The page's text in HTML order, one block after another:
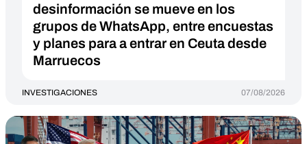
desinformación se mueve en los
grupos de WhatsApp, entre encuestas
y planes para a entrar en Ceuta desde
Marruecos
INVESTIGACIONES 07/08/2026